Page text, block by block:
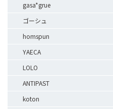
gasa*grue
ゴーシュ
homspun
YAECA
LOLO
ANTIPAST
koton